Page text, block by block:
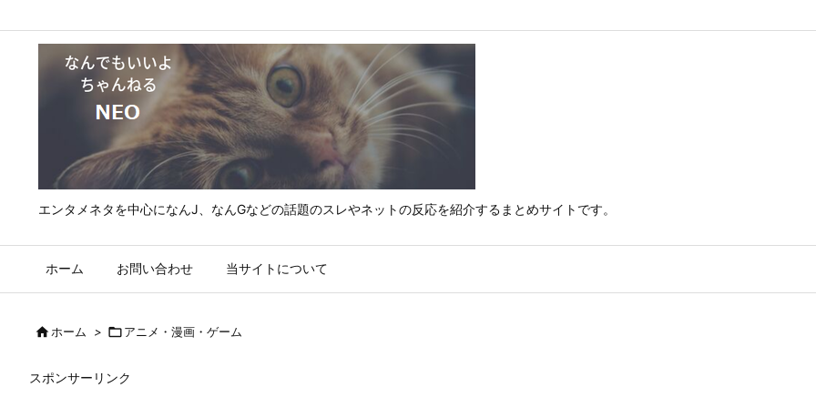
エンタメネタを中心になんJ、なんGなどの話題のスレやネットの反応を紹介するまとめサイトです。
ホーム お問い合わせ 当サイトについて
ホーム > アニメ・漫画・ゲーム
スポンサーリンク